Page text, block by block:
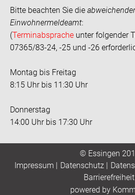
Bitte beachten Sie die
Einwohnermeldeamt:
(Terminabsprache unter folgender
07365/83-24, -25 und -26
Montag bis Freitag
8:15 Uhr bis 11:30 Uhr
Donnerstag
14:00 Uhr bis 17:30 Uhr
© Essingen
Impressum | Datenschutz|
Barrierefreiheit
powered by